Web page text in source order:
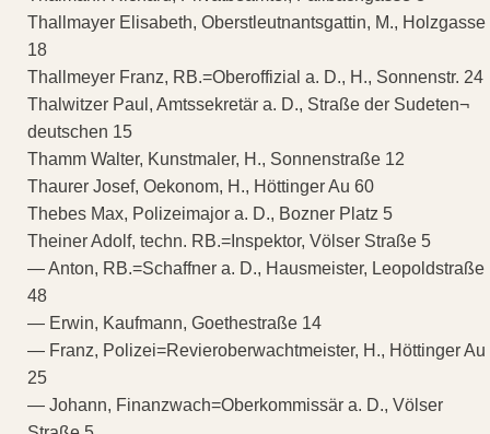
Thallmayer Elisabeth, Oberstleutnantsgattin, M., Holzgasse
18
Thallmeyer Franz, RB.=Oberoffizial a. D., H., Sonnenstr. 24
Thalwitzer Paul, Amtssekretär a. D., Straße der Sudeten¬
deutschen 15
Thamm Walter, Kunstmaler, H., Sonnenstraße 12
Thaurer Josef, Oekonom, H., Höttinger Au 60
Thebes Max, Polizeimajor a. D., Bozner Platz 5
Theiner Adolf, techn. RB.=Inspektor, Völser Straße 5
— Anton, RB.=Schaffner a. D., Hausmeister, Leopoldstraße
48
— Erwin, Kaufmann, Goethestraße 14
— Franz, Polizei=Revieroberwachtmeister, H., Höttinger Au
25
— Johann, Finanzwach=Oberkommissär a. D., Völser